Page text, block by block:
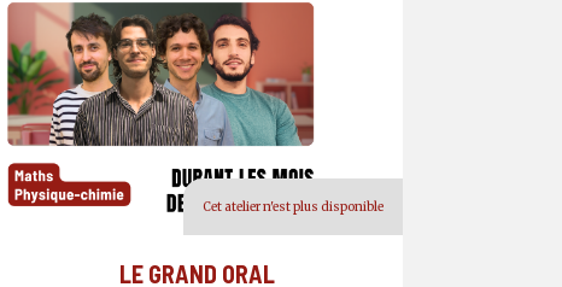
Cet atelier n'est plus disponible
LE GRAND ORAL